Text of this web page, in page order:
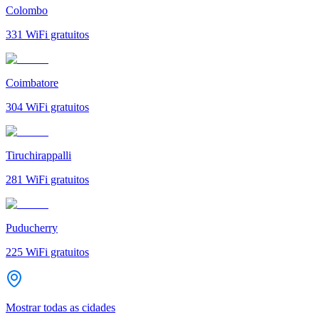
Colombo
331 WiFi gratuitos
Coimbatore
304 WiFi gratuitos
Tiruchirappalli
281 WiFi gratuitos
Puducherry
225 WiFi gratuitos
Mostrar todas as cidades